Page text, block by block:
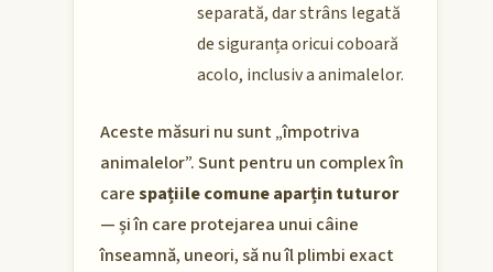
separată, dar strâns legată
de siguranța oricui coboară
acolo, inclusiv a animalelor.
Aceste măsuri nu sunt „împotriva
animalelor”. Sunt pentru un complex în
carespațiile comune aparțin tuturor
— și în care protejarea unui câine
înseamnă, uneori, să nu îl plimbi exact